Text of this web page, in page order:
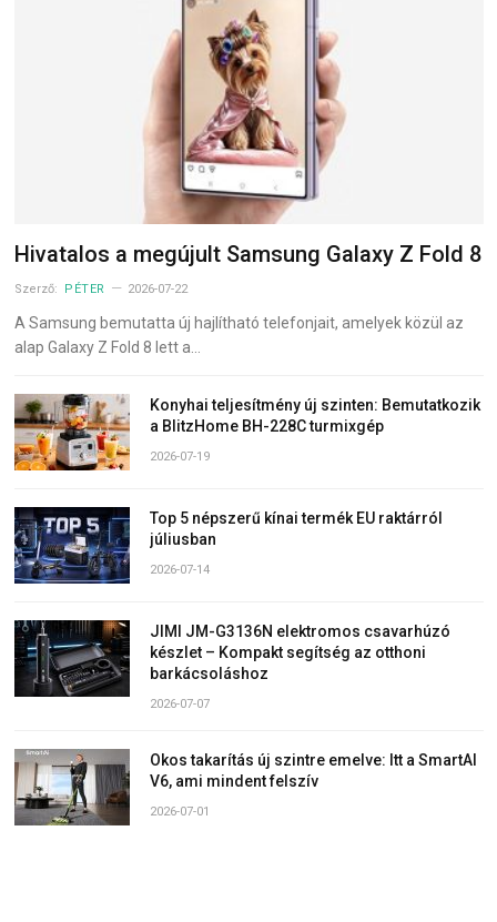
Hivatalos a megújult Samsung Galaxy Z Fold 8
Szerző: PÉTER 2026-07-22
A Samsung bemutatta új hajlítható telefonjait, amelyek közül az
alap Galaxy Z Fold 8 lett a…
Konyhai teljesítmény új szinten: Bemutatkozik
a BlitzHome BH-228C turmixgép
2026-07-19
Top 5 népszerű kínai termék EU raktárról
júliusban
2026-07-14
JIMI JM-G3136N elektromos csavarhúzó
készlet – Kompakt segítség az otthoni
barkácsoláshoz
2026-07-07
Okos takarítás új szintre emelve: Itt a SmartAI
V6, ami mindent felszív
2026-07-01